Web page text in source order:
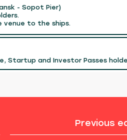
- Sopot Pier)
venue to the ships.
Startup and Investor Passes
Previous